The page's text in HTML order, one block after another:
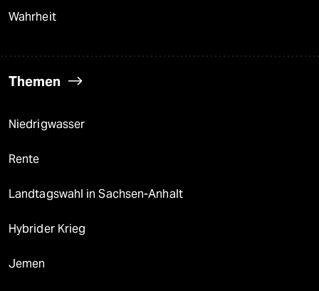
Wahrheit
Themen
Niedrigwasser
Rente
Landtagswahl in Sachsen-Anhalt
Hybrider Krieg
Jemen